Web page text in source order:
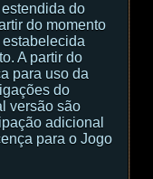
do
do momento
A partir do
para uso da
do
versão são
adicional
para o Jogo